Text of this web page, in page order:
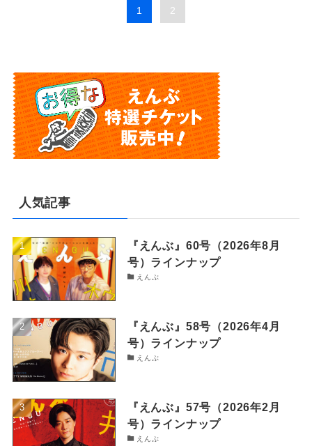
1 2
人気記事
『えんぶ』60号（2026年8月
号）ラインナップ
えんぶ
『えんぶ』58号（2026年4月
号）ラインナップ
えんぶ
『えんぶ』57号（2026年2月
号）ラインナップ
えんぶ